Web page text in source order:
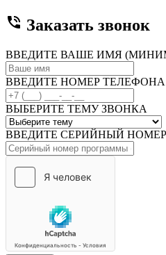
phone_in_talk Заказать звонок
ВВЕДИТЕ ВАШЕ ИМЯ
ВВЕДИТЕ НОМЕР ТЕЛЕФОНА
ВЫБЕРИТЕ ТЕМУ ЗВОНКА
ВВЕДИТЕ СЕРИЙНЫЙ НОМЕР